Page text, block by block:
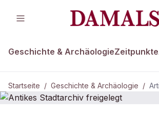
Geschichte & ArchäologieZeitpunkte
Startseite / Geschichte & Archäologie /